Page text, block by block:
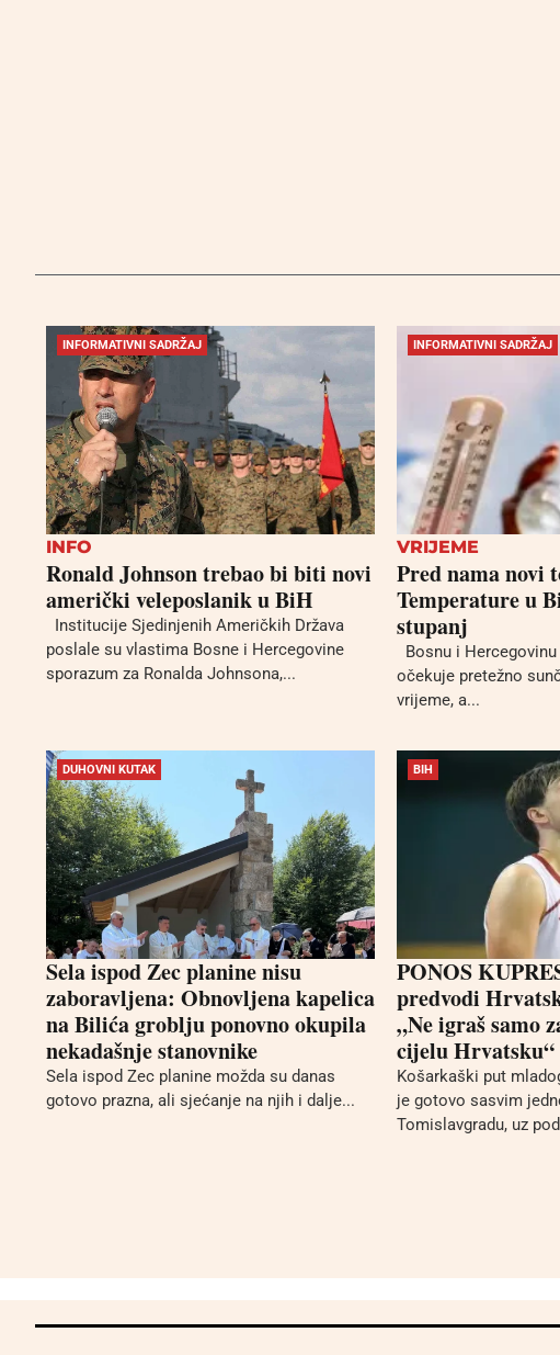
INFORMATIVNI SADRŽAJ
INFO
Ronald Johnson trebao bi biti novi
američki veleposlanik u BiH
Institucije Sjedinjenih Američkih Država
poslale su vlastima Bosne i Hercegovine
sporazum za Ronalda Johnsona,...
INFORMATIVNI SADRŽAJ
VRIJEME
Pred nama novi
Temperature u
stupanj
Bosnu i
očekuje pretežno
vrijeme, a...
DUHOVNI KUTAK
Sela ispod Zec planine nisu
zaboravljena: Obnovljena kapelica
na Bilića groblju ponovno okupila
nekadašnje stanovnike
Sela ispod Zec planine možda su danas
gotovo prazna, ali sjećanje na njih i dalje...
BIH
PONOS
predvodi
„Ne igraš samo
cijelu Hrvatsku“
Košarkaški put
je gotovo sasvim
Tomislavgradu, uz